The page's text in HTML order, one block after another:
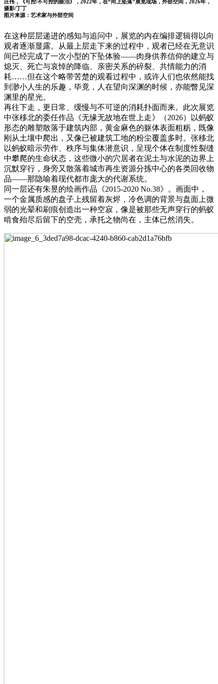
庄伟，《可控/不可控的眼泪》，2022年，在“向上坠落”展览现场，外部空间，2026年，
摄影/丁丁
图片来源：艺术家与外部空间
在这种层层递进的感知与追问中，展览的内在编排逻辑得以向
观者逐渐显露。从最上层走下来的过程中，观者已经在无意识
间已经完成了一次小型的下坠体验——肉身供养信仰的建立与
熄灭、死亡与哀悼的降临、亲密关系的碎裂、共情能力的消
耗……但在这个略带苦楚的观看过程中，或许人们也依然能找
到渺小人生的乐趣，毕竟，人在望向深渊的时候，亦能瞥见深
渊里的星光。
再往下走，更日常、缓慢与不可逆的消耗扑面而来。此次展览
中张移北的委任作品《无缘无故地在世上走》（2026）以蚂蚁
形态的雕塑散落于建筑内部，黄金麻色的躯体表面粗粝，既像
刚从土壤中爬出，又像已被建筑工地的粉尘覆盖多时。张移北
以蚂蚁暗示劳作、秩序与集体潜意识，呈现个体在制度性裂缝
中攀爬的生命状态，这些微小的穴居者在泥土与水泥的边界上
沉默穿行，身旁又散落着城市再生资源分拣中心的各类回收物
品——那隐喻着现代都市庞大的代谢系统。
同一层还有朱昱的绘画作品《2015-2020 No.38》。画面中，
一个金属质感的盘子上残留着灰烬，冷色调的背景与盘面上微
弱的光晕和刷痕创造出一种空寂，像是被那些无声穿行的蚂蚁
啃食殆尽后留下的空壳，承托之物尚在，主体已然消失。